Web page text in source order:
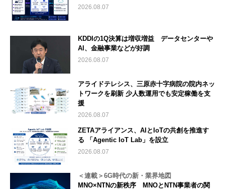
2026.08.07
KDDIの1Q決算は増収増益 データセンターや
AI、金融事業などが好調
2026.08.07
アライドテレシス、三原赤十字病院の院内ネッ
トワークを刷新 少人数運用でも安定稼働を支
援
2026.08.07
ZETAアライアンス、AIとIoTの共創を推進す
る 「Agentic IoT Lab」を設立
2026.08.07
＜連載＞6G時代の新・業界地図
MNO×NTNの新秩序 MNOとNTN事業者の関